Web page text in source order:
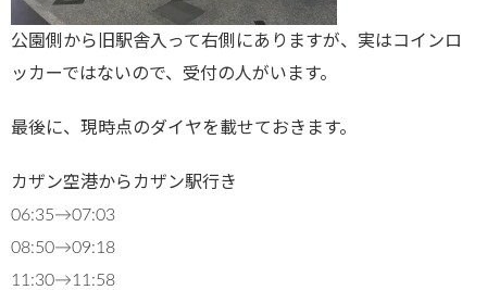
公園側から旧駅舎入って右側にありますが、実はコインロ
ッカーではないので、受付の人がいます。
最後に、現時点のダイヤを載せておきます。
カザン空港からカザン駅行き
06:35→07:03
08:50→09:18
11:30→11:58